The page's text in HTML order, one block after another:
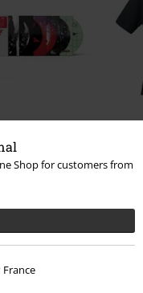
Shop for customers from
France